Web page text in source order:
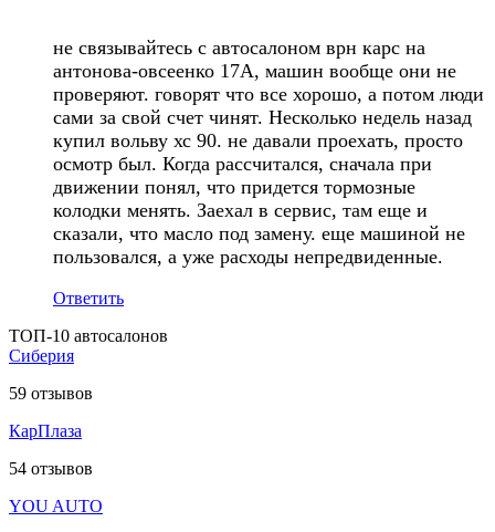
не связывайтесь с автосалоном врн карс на
антонова-овсеенко 17А, машин вообще они не
проверяют. говорят что все хорошо, а потом люди
сами за свой счет чинят. Несколько недель назад
купил вольву хс 90. не давали проехать, просто
осмотр был. Когда рассчитался, сначала при
движении понял, что придется тормозные
колодки менять. Заехал в сервис, там еще и
сказали, что масло под замену. еще машиной не
пользовался, а уже расходы непредвиденные.
Ответить
ТОП-10 автосалонов
Сиберия
59 отзывов
КарПлаза
54 отзывов
YOU AUTO